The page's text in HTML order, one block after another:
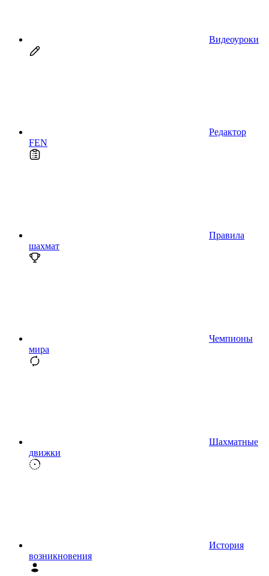
Видеоуроки
Редактор
FEN
Правила
шахмат
Чемпионы
мира
Шахматные
движки
История
возникновения